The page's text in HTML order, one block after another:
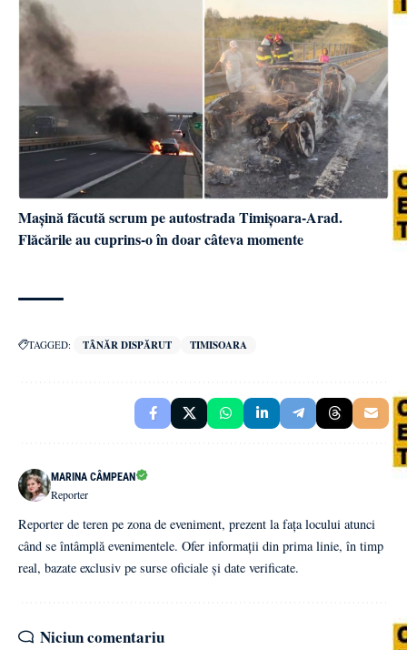
Mașină făcută scrum pe autostrada Timișoara-Arad.
Flăcările au cuprins-o în doar câteva momente
TAGGED: TÂNĂR DISPĂRUT TIMISOARA
MARINA CÂMPEAN
Reporter
Reporter de teren pe zona de eveniment, prezent la fața locului atunci
când se întâmplă evenimentele. Ofer informații din prima linie, în timp
real, bazate exclusiv pe surse oficiale și date verificate.
Niciun comentariu